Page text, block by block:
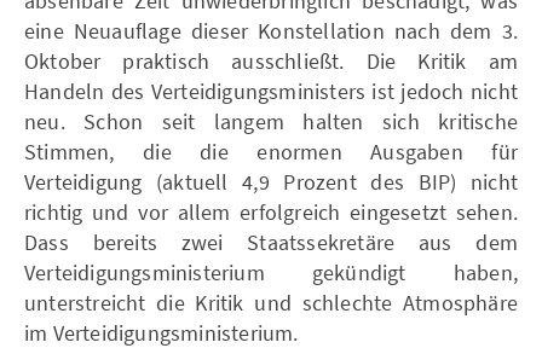
eine Neuauflage dieser Konstellation nach dem 3.
Oktober praktisch ausschließt. Die Kritik am
Handeln des Verteidigungsministers ist jedoch nicht
neu. Schon seit langem halten sich kritische
Stimmen, die die enormen Ausgaben für
Verteidigung (aktuell 4,9 Prozent des BIP) nicht
richtig und vor allem erfolgreich eingesetzt sehen.
Dass bereits zwei Staatssekretäre aus dem
Verteidigungsministerium gekündigt haben,
unterstreicht die Kritik und schlechte Atmosphäre
im Verteidigungsministerium.